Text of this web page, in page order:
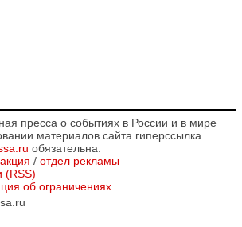
пресса о событиях в России и в мире
материалов сайта гиперссылка
обязательна.
/ отдел рекламы
(RSS)
об ограничениях